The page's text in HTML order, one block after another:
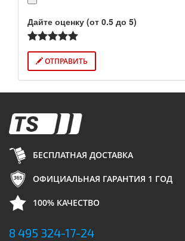
Дайте оценку (от 0.5 до 5)
ОТПРАВИТЬ
БЕСПЛАТНАЯ ДОСТАВКА
ОФИЦИАЛЬНАЯ ГАРАНТИЯ 1 ГОД
100% КАЧЕСТВО
8 495 324-17-24